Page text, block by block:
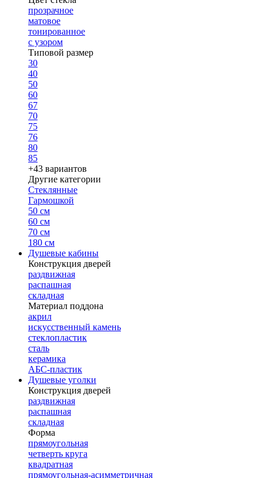
прозрачное
матовое
тонированное
с узором
Типовой размер
30
40
50
60
67
70
75
76
80
85
+43 вариантов
Другие категории
Стеклянные
Гармошкой
50 см
60 см
70 см
180 см
Душевые кабины
Конструкция дверей
раздвижная
распашная
складная
Материал поддона
акрил
искусственный камень
стеклопластик
сталь
керамика
АБС-пластик
Душевые уголки
Конструкция дверей
раздвижная
распашная
складная
Форма
прямоугольная
четверть круга
квадратная
прямоугольная-асимметричная